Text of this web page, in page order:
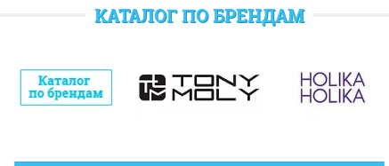
баллы Вы можете получить за отзыв и фотографии в
КАТАЛОГ ПО БРЕНДАМ